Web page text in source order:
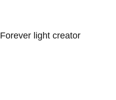
Forever light creator